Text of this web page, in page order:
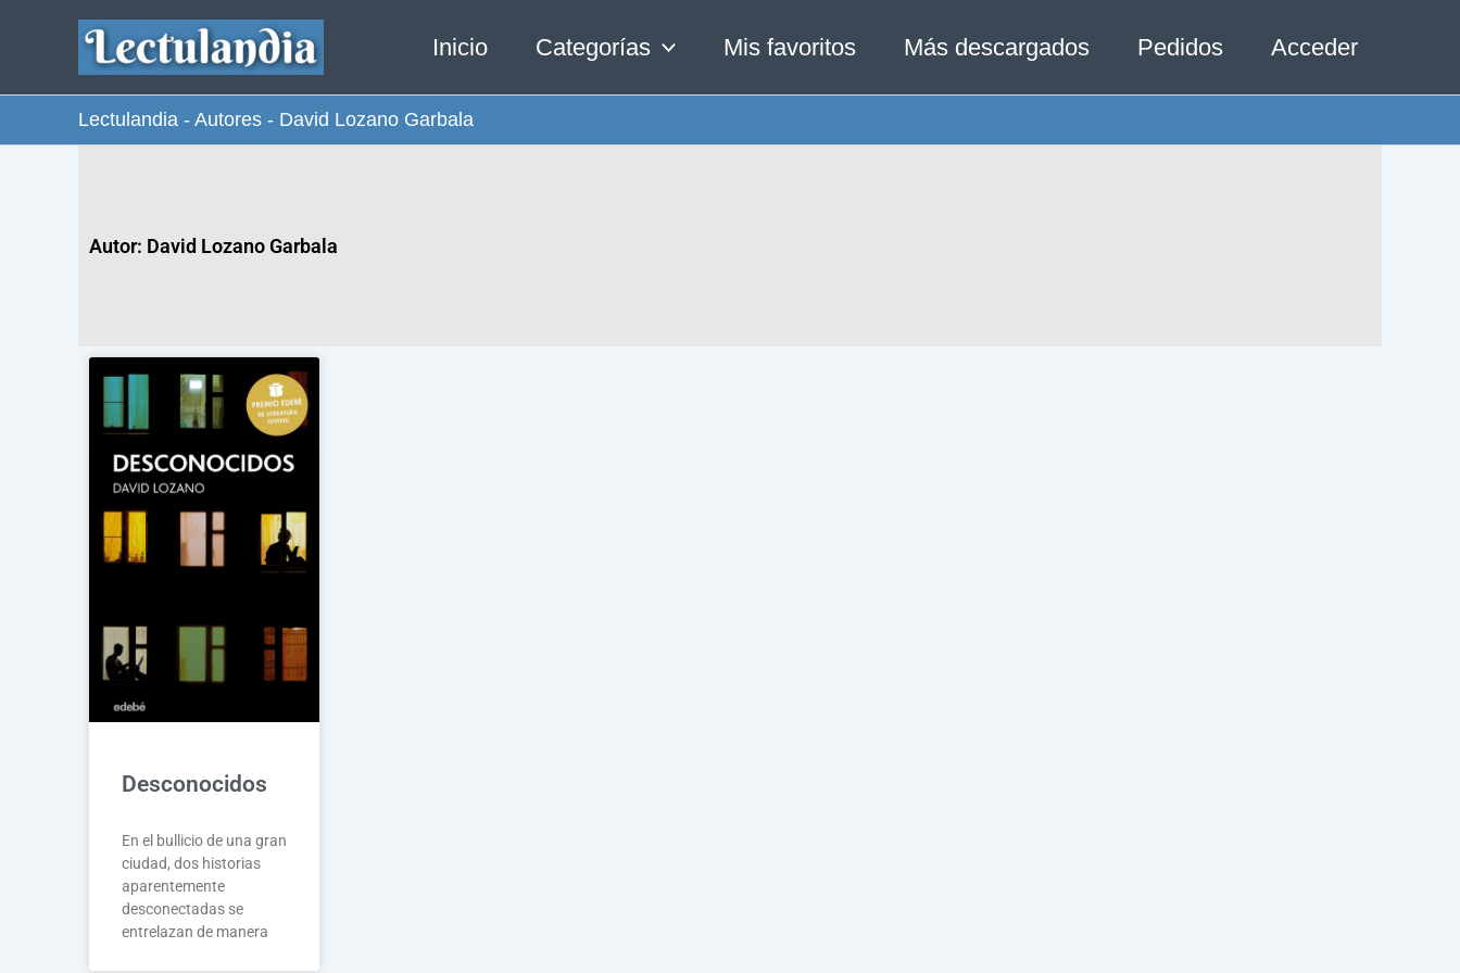
contenido
Inicio Categorías Mis favoritos Más descargados Pedidos Acceder
Lectulandia - Autores - David Lozano Garbala
Autor: David Lozano Garbala
Desconocidos
En el bullicio de una gran
ciudad, dos historias
aparentemente
desconectadas se
entrelazan de manera